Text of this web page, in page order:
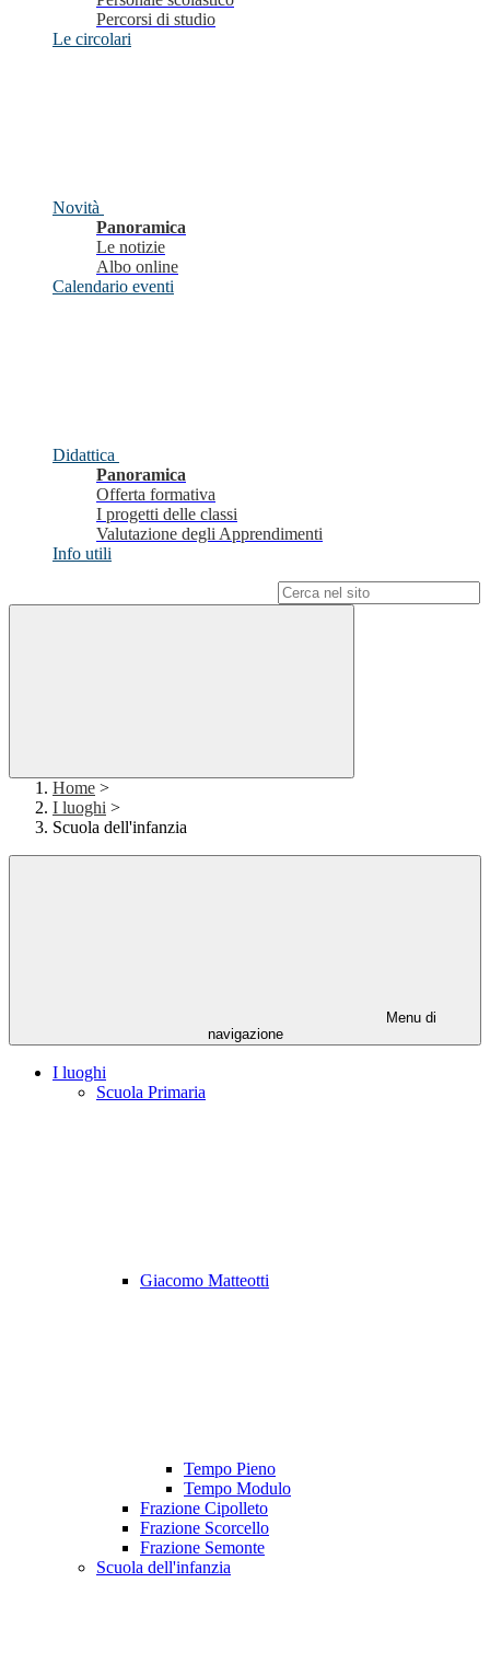
Percorsi di studio
Le circolari
Novità
Panoramica
Le notizie
Albo online
Calendario eventi
Didattica
Panoramica
Offerta formativa
I progetti delle classi
Valutazione degli Apprendimenti
Info utili
Home >
I luoghi >
Scuola dell'infanzia
Menu di
navigazione
I luoghi
Scuola Primaria
Giacomo Matteotti
Tempo Pieno
Tempo Modulo
Frazione Cipolleto
Frazione Scorcello
Frazione Semonte
Scuola dell'infanzia